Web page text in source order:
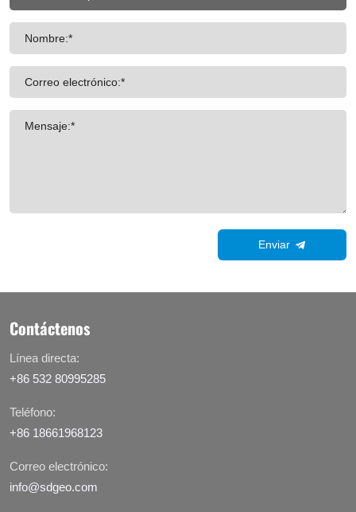
Nombre:*
Correo electrónico:*
Mensaje:*
Enviar
Contáctenos
Línea directa:
+86 532 80995285
Teléfono:
+86 18661968123
Correo electrónico:
info@sdgeo.com